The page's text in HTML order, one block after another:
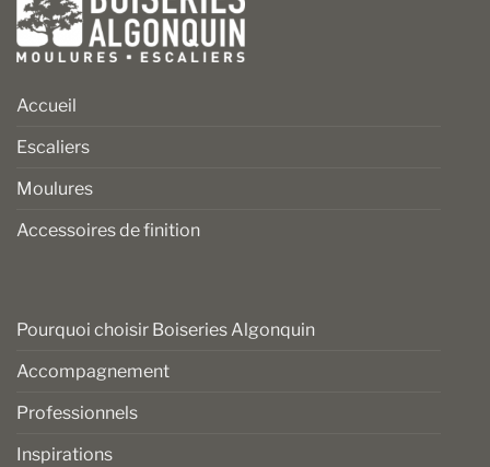
Accueil
Escaliers
Moulures
Accessoires de finition
Pourquoi choisir Boiseries Algonquin
Accompagnement
Professionnels
Inspirations